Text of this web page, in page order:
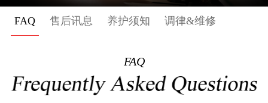
和
FAQ 售后讯息 养护须知 调律&维修
FAQ